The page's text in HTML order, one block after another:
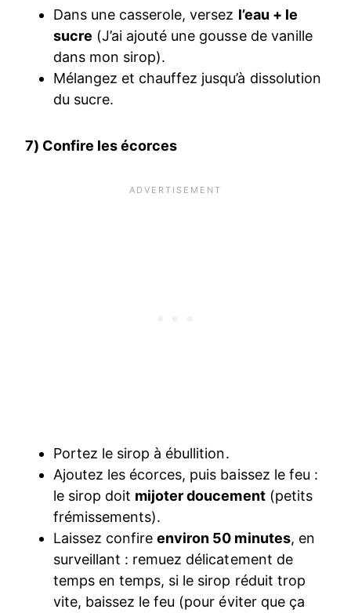
Dans une casserole, versez l’eau + le
sucre (J’ai ajouté une gousse de vanille
dans mon sirop).
Mélangez et chauffez jusqu’à dissolution
du sucre.
7) Confire les écorces
Portez le sirop à ébullition.
Ajoutez les écorces, puis baissez le feu :
le sirop doit mijoter doucement(petits
frémissements).
Laissez confireenviron 50 minutes, en
surveillant : remuez délicatement de
temps en temps, si le sirop réduit trop
vite, baissez le feu (pour éviter que ça